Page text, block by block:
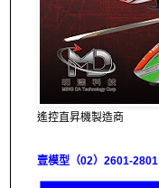
遙控直昇機製造商
壹模型（02）2601-2801